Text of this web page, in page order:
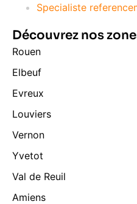
Specialiste
Découvrez nos
Rouen
Elbeuf
Evreux
Louviers
Vernon
Yvetot
Val de Reuil
Amiens